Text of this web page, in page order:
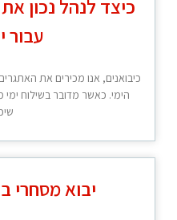
כיצד לנהל נכון
עבור
כיבואנים, אנו מכירים את
הימי. כאשר מדובר בשילוח
יבוא מסחרי